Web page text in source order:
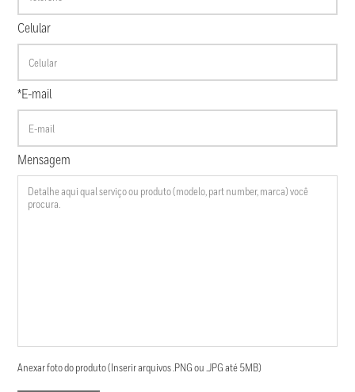
Celular
*E-mail
Mensagem
Anexar foto do produto (Inserir arquivos .PNG ou .JPG até 5MB)